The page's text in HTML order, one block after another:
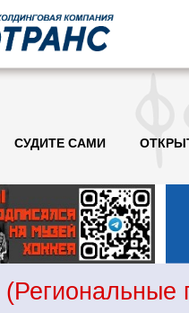
СУДИТЕ САМИ
(Региональные